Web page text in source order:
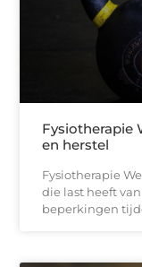
Fysiotherapie
en herstel
Fysiotherapie
die last heeft
beperkingen